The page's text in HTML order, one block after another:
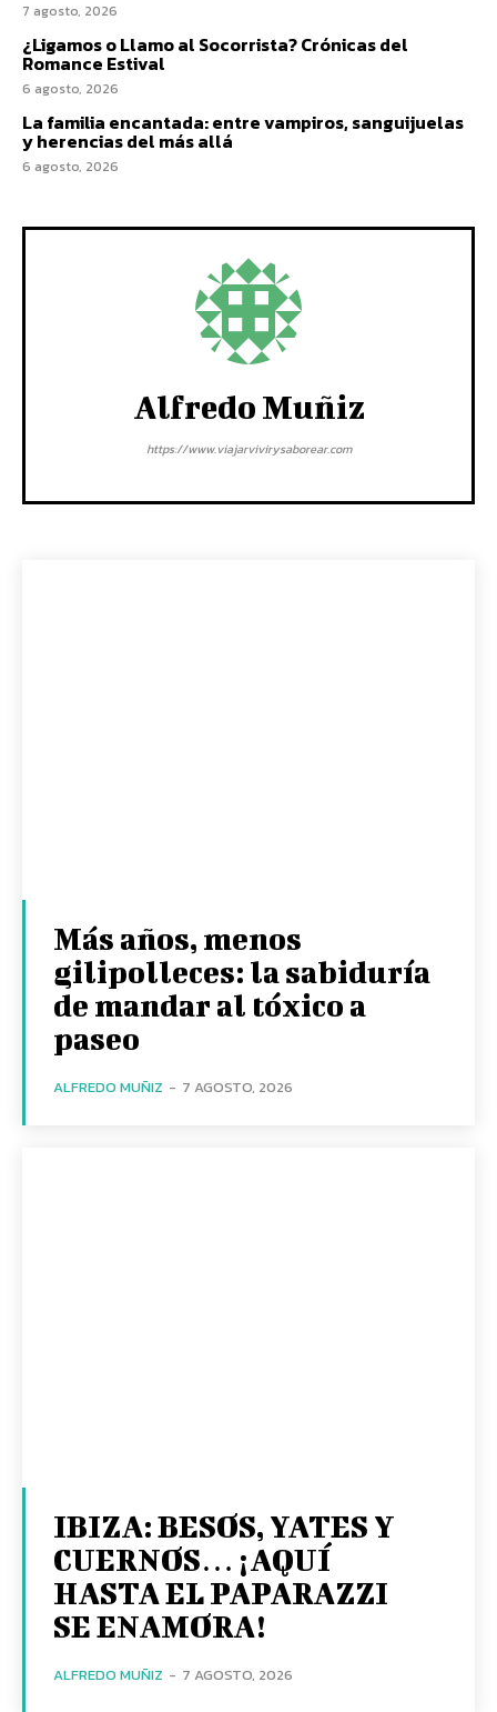
7 agosto, 2026
¿Ligamos o Llamo al Socorrista? Crónicas del
Romance Estival
6 agosto, 2026
La familia encantada: entre vampiros, sanguijuelas
y herencias del más allá
6 agosto, 2026
Alfredo Muñiz
https://www.viajarvivirysaborear.com
Más años, menos
gilipolleces: la sabiduría
de mandar al tóxico a
paseo
ALFREDO MUÑIZ - 7 AGOSTO, 2026
IBIZA: BESOS, YATES Y
CUERNOS… ¡AQUÍ
HASTA EL PAPARAZZI
SE ENAMORA!
ALFREDO MUÑIZ - 7 AGOSTO, 2026